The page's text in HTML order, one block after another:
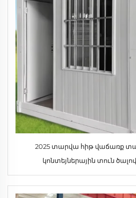
2025 տարվա հիթ վաճառք
կոնտեյներային տուն
շինարարական